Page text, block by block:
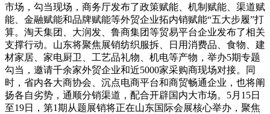
市场，勾当现场，商务厅发布了政策赋能、机制赋能、渠道赋
能、金融赋能和品牌赋能等外贸企业拓内销赋能“五大步履”打
算。淘天集团、大润发、鲁商集团等贸易平台企业发布了相关
支撑行动。山东将聚焦展销纺织服拆、日用消费品、食物、建
材家居、家电厨卫、工艺品礼物、机电等产物，举办5期专题
勾当，邀请千余家外贸企业和近5000家采购商现场对接。同
时，省内各大商协会、沉点电商平台和商贸畅通企业，也将阐
扬各自劣势，通顺分销渠道，配合开辟国内大市场。5月15日
至19日，第1期从题展销将正在山东国际会展核心举办，聚焦